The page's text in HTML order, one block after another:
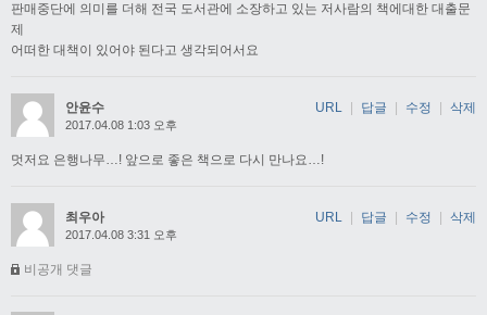
판매중단에 의미를 더해 전국 도서관에 소장하고 있는 저사람의 책에대한 대출문
제
어떠한 대책이 있어야 된다고 생각되어서요
안윤수
2017.04.08 1:03 오후
멋저요 은행나무…! 앞으로 좋은 책으로 다시 만나요…!
URL | 답글 | 수정 | 삭제
최우아
2017.04.08 3:31 오후
비공개 댓글
URL | 답글 | 수정 | 삭제